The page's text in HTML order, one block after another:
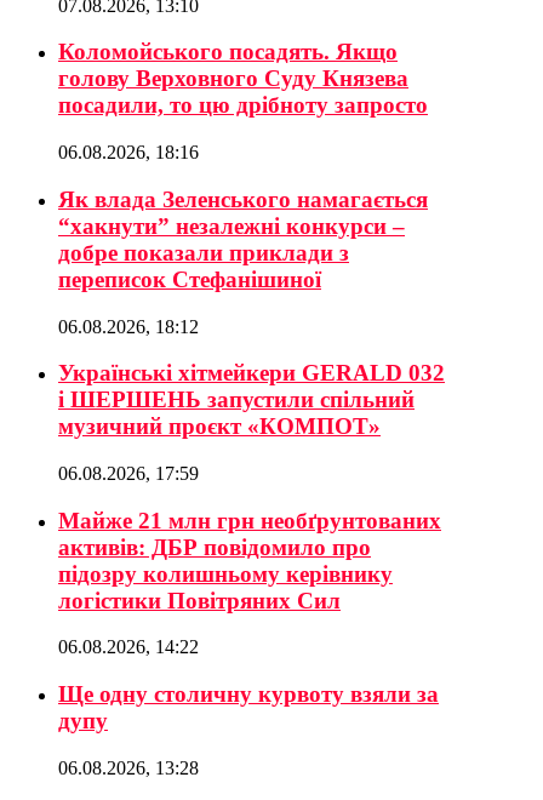
07.08.2026, 13:10
Коломойського посадять. Якщо
голову Верховного Суду Князева
посадили, то цю дрібноту запросто
06.08.2026, 18:16
Як влада Зеленського намагається
“хакнути” незалежні конкурси –
добре показали приклади з
переписок Стефанішиної
06.08.2026, 18:12
Українські хітмейкери GERALD 032
і ШЕРШЕНЬ запустили спільний
музичний проєкт «КОМПОТ»
06.08.2026, 17:59
Майже 21 млн грн необґрунтованих
активів: ДБР повідомило про
підозру колишньому керівнику
логістики Повітряних Сил
06.08.2026, 14:22
Ще одну столичну курвоту взяли за
дупу
06.08.2026, 13:28